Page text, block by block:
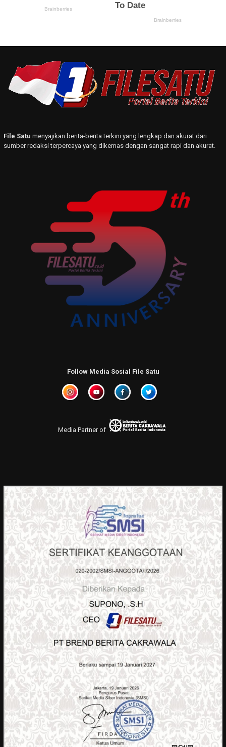
File Satu menyajikan berita-berita terkini yang lengkap dan akurat dari
sumber redaksi terpercaya yang dikemas dengan sangat rapi dan akurat.
Follow Media Sosial File Satu
Media Partner of